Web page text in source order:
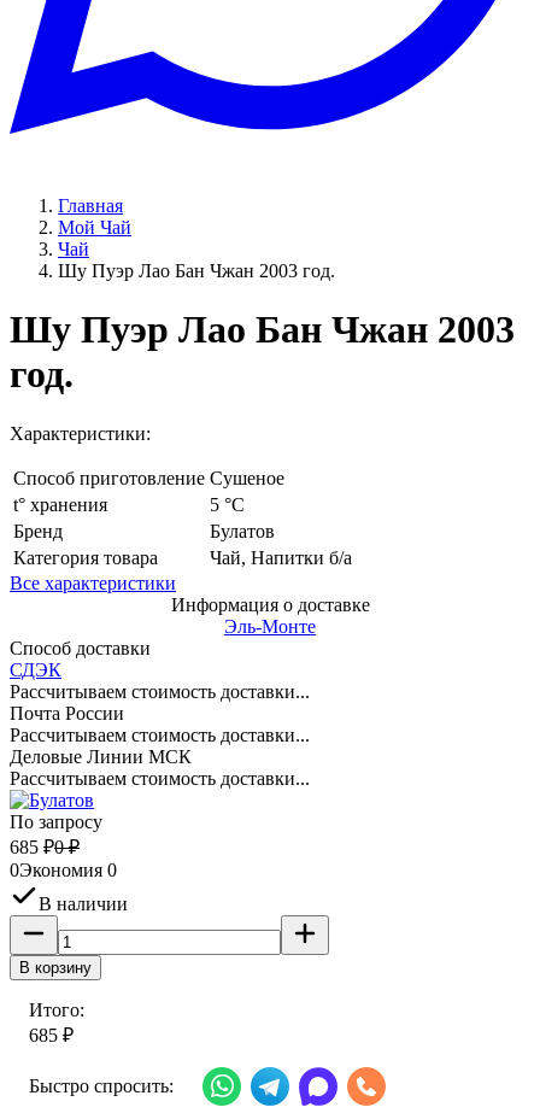
Главная
Мой Чай
Чай
Шу Пуэр Лао Бан Чжан 2003 год.
Шу Пуэр Лао Бан Чжан 2003
год.
Характеристики:
Способ приготовление Сушеное
t° хранения
5 °C
Бренд
Булатов
Категория товара
Чай, Напитки б/а
Все характеристики
Информация о доставке
Эль-Монте
Способ доставки
СДЭК
Рассчитываем стоимость доставки...
Почта России
Рассчитываем стоимость доставки...
Деловые Линии МСК
Рассчитываем стоимость доставки...
По запросу
685 ₽0 ₽
0Экономия 0
В наличии
В корзину
Итого:
685 ₽
Быстро спросить: